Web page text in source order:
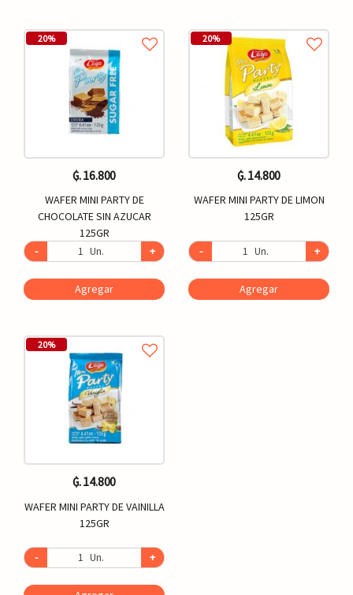
20%
₲. 16.800
WAFER MINI PARTY DE
CHOCOLATE SIN AZUCAR
125GR
-
Un. +
Agregar
20%
₲. 14.800
WAFER MINI PARTY DE LIMON
125GR
- Un. +
Agregar
20%
₲. 14.800
WAFER MINI PARTY DE VAINILLA
125GR
- Un. +